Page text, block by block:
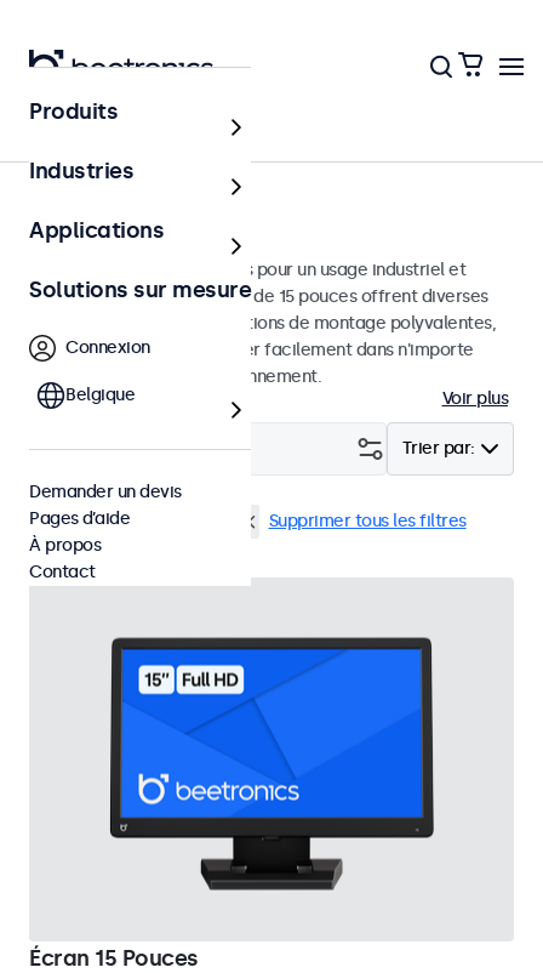
Écrans
Moniteurs 15 pouces
Moniteurs 15 pouces conçus pour un usage industriel et
commercial. Ces moniteurs de 15 pouces offrent diverses
connexions vidéo et des options de montage polyvalentes,
leur permettant de s'intégrer facilement dans n'importe
quelle application et environnement.
Voir plus
Trier par:
Filtrer (4)
Écrans 15 pouces Supprimer tous les filtres
Écran 15 Pouces
Produits
Industries
Applications
Solutions sur mesure
Connexion
Belgique
Demander un devis
Pages d’aide
À propos
Contact